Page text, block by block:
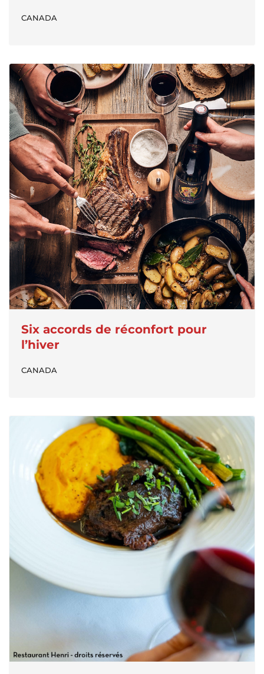
CANADA
Six accords de réconfort pour
l’hiver
CANADA